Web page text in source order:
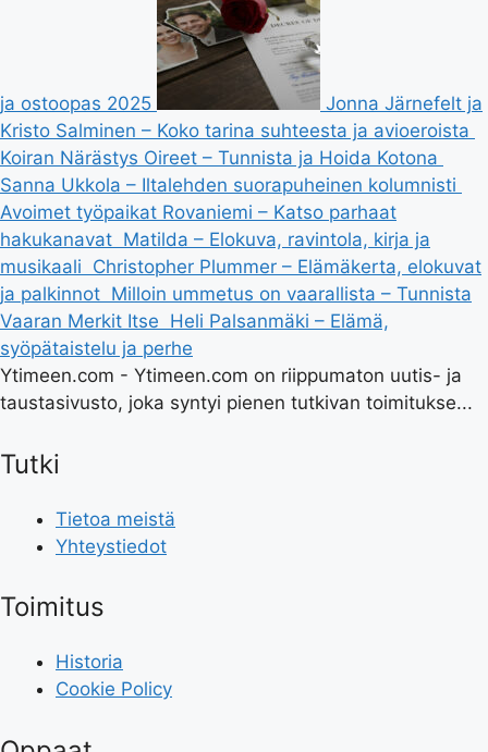
ja ostoopas 2025
Jonna Järnefelt ja
Kristo Salminen – Koko tarina suhteesta ja avioeroista
Koiran Närästys Oireet – Tunnista ja Hoida Kotona
Sanna Ukkola – Iltalehden suorapuheinen kolumnisti
Avoimet työpaikat Rovaniemi – Katso parhaat
hakukanavat Matilda – Elokuva, ravintola, kirja ja
musikaali Christopher Plummer – Elämäkerta, elokuvat
ja palkinnot Milloin ummetus on vaarallista – Tunnista
Vaaran Merkit Itse Heli Palsanmäki – Elämä,
syöpätaistelu ja perhe
Ytimeen.com - Ytimeen.com on riippumaton uutis- ja
taustasivusto, joka syntyi pienen tutkivan toimitukse...
Tutki
Tietoa meistä
Yhteystiedot
Toimitus
Historia
Cookie Policy